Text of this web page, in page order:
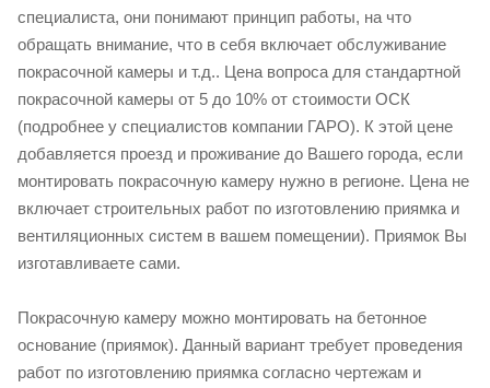
специалиста, они понимают принцип работы, на что
обращать внимание, что в себя включает обслуживание
покрасочной камеры и т.д.. Цена вопроса для стандартной
покрасочной камеры от 5 до 10% от стоимости ОСК
(подробнее у специалистов компании ГАРО). К этой цене
добавляется проезд и проживание до Вашего города, если
монтировать покрасочную камеру нужно в регионе. Цена не
включает строительных работ по изготовлению приямка и
вентиляционных систем в вашем помещении). Приямок Вы
изготавливаете сами.
Покрасочную камеру можно монтировать на бетонное
основание (приямок). Данный вариант требует проведения
работ по изготовлению приямка согласно чертежам и